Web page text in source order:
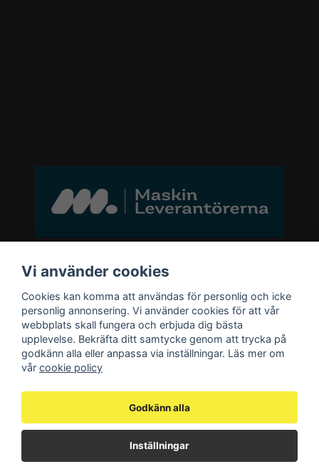
Bli medlem i vårt nyhetsbrev
email
Mejladress Skicka
Bli medlem i vårt nyhetsbrev och ta del
av våra nyheter och erbjudande.
Vi använder cookies
Cookies kan komma att användas för personlig och icke
personlig annonsering. Vi använder cookies för att vår
webbplats skall fungera och erbjuda dig bästa
upplevelse. Bekräfta ditt samtycke genom att trycka på
godkänn alla eller anpassa via inställningar. Läs mer om
vår cookie policy
Godkänn alla
Inställningar